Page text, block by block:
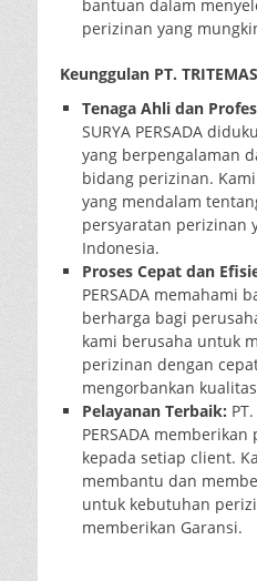
bantuan dalam
perizinan yang
Keunggulan PT.
Tenaga Ahli dan
SURYA PERSADA
yang berpengalaman
bidang perizinan.
yang mendalam
persyaratan perizinan
Indonesia.
Proses Cepat dan
PERSADA memahami
berharga bagi
kami berusaha untuk
perizinan dengan
mengorbankan
Pelayanan Terbaik:
PERSADA
kepada setiap client.
membantu dan
untuk kebutuhan
memberikan Garansi.